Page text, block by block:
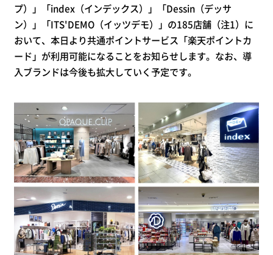
プ）」「index（インデックス）」「Dessin（デッサ
ン）」「ITS'DEMO（イッツデモ）」の185店舗（注1）に
おいて、本日より共通ポイントサービス「楽天ポイントカ
ード」が利用可能になることをお知らせします。なお、導
入ブランドは今後も拡大していく予定です。